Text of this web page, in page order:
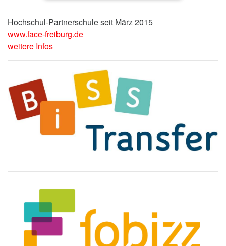
Hochschul-Partnerschule seit März 2015
www.face-freiburg.de
weitere Infos